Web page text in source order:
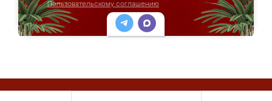
Пользовательскому соглашению